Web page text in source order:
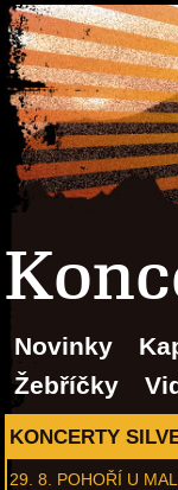
Novinky
Žebříčky
KONCERTY
29. 8. POHOŘÍ U